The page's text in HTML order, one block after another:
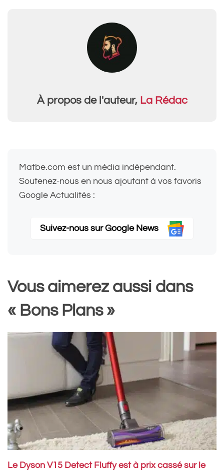
À propos de l'auteur, La Rédac
Matbe.com est un média indépendant.
Soutenez-nous en nous ajoutant à vos favoris
Google Actualités :
Suivez-nous sur Google News
Vous aimerez aussi dans
« Bons Plans »
Le Dyson V15 Detect Fluffy est à prix cassé sur le